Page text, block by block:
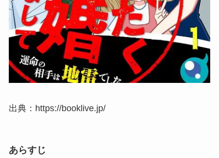
出典：https://booklive.jp/
あらすじ